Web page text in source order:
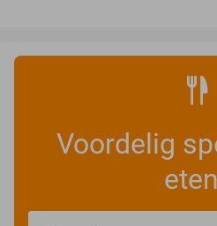
Voordelig